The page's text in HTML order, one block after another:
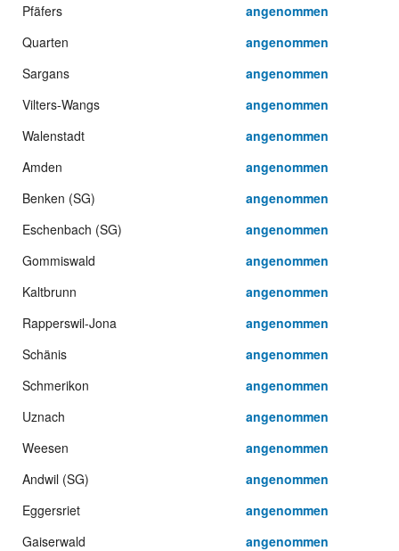
Pfäfers
angenommen
Quarten
angenommen
Sargans
angenommen
Vilters-Wangs
angenommen
Walenstadt
angenommen
Amden
angenommen
Benken (SG)
angenommen
Eschenbach (SG)
angenommen
Gommiswald
angenommen
Kaltbrunn
angenommen
Rapperswil-Jona
angenommen
Schänis
angenommen
Schmerikon
angenommen
Uznach
angenommen
Weesen
angenommen
Andwil (SG)
angenommen
Eggersriet
angenommen
Gaiserwald
angenommen